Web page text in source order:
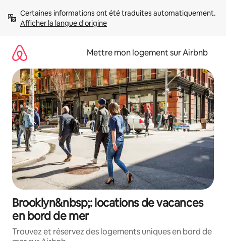
directement
Afficher la langue d'origine
Mettre mon logement sur Airbnb
Brooklyn&nbsp;: locations de vacances
en bord de mer
Trouvez et réservez des logements uniques en bord de